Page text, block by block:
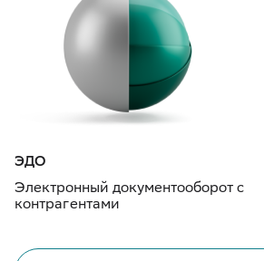
ЭДО
Электронный документооборот с
контрагентами